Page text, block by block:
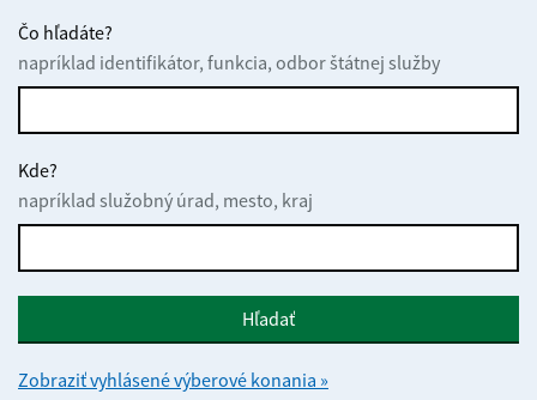
Čo hľadáte?
napríklad identifikátor, funkcia, odbor štátnej služby
Kde?
napríklad služobný úrad, mesto, kraj
Hľadať
Zobraziť vyhlásené výberové konania »